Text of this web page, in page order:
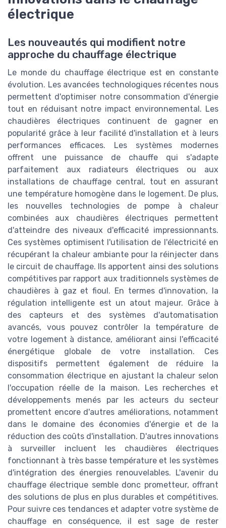
électrique
Les nouveautés qui modifient notre
approche du chauffage électrique
Le monde du chauffage électrique est en constante
évolution. Les avancées technologiques récentes nous
permettent d'optimiser notre consommation d'énergie
tout en réduisant notre impact environnemental. Les
chaudières électriques continuent de gagner en
popularité grâce à leur facilité d'installation et à leurs
performances efficaces. Les systèmes modernes
offrent une puissance de chauffe qui s'adapte
parfaitement aux radiateurs électriques ou aux
installations de chauffage central, tout en assurant
une température homogène dans le logement. De plus,
les nouvelles technologies de pompe à chaleur
combinées aux chaudières électriques permettent
d'atteindre des niveaux d'efficacité impressionnants.
Ces systèmes optimisent l'utilisation de l'électricité en
récupérant la chaleur ambiante pour la réinjecter dans
le circuit de chauffage. Ils apportent ainsi des solutions
compétitives par rapport aux traditionnels systèmes de
chaudières à gaz et fioul. En termes d'innovation, la
régulation intelligente est un atout majeur. Grâce à
des capteurs et des systèmes d'automatisation
avancés, vous pouvez contrôler la température de
votre logement à distance, améliorant ainsi l'efficacité
énergétique globale de votre installation. Ces
dispositifs permettent également de réduire la
consommation électrique en ajustant la chaleur selon
l'occupation réelle de la maison. Les recherches et
développements menés par les acteurs du secteur
promettent encore d'autres améliorations, notamment
dans le domaine des économies d'énergie et de la
réduction des coûts d'installation. D'autres innovations
à surveiller incluent les chaudières électriques
fonctionnant à très basse température et les systèmes
d'intégration des énergies renouvelables. L'avenir du
chauffage électrique semble donc prometteur, offrant
des solutions de plus en plus durables et compétitives.
Pour suivre ces tendances et adapter votre système de
chauffage en conséquence, il est sage de rester